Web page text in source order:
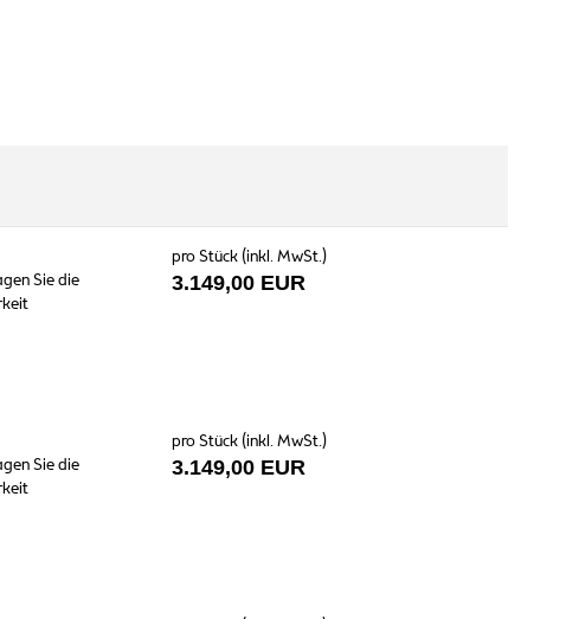
Sie die
pro Stück (inkl. MwSt.)
3.149,00 EUR
Sie die
pro Stück (inkl. MwSt.)
3.149,00 EUR